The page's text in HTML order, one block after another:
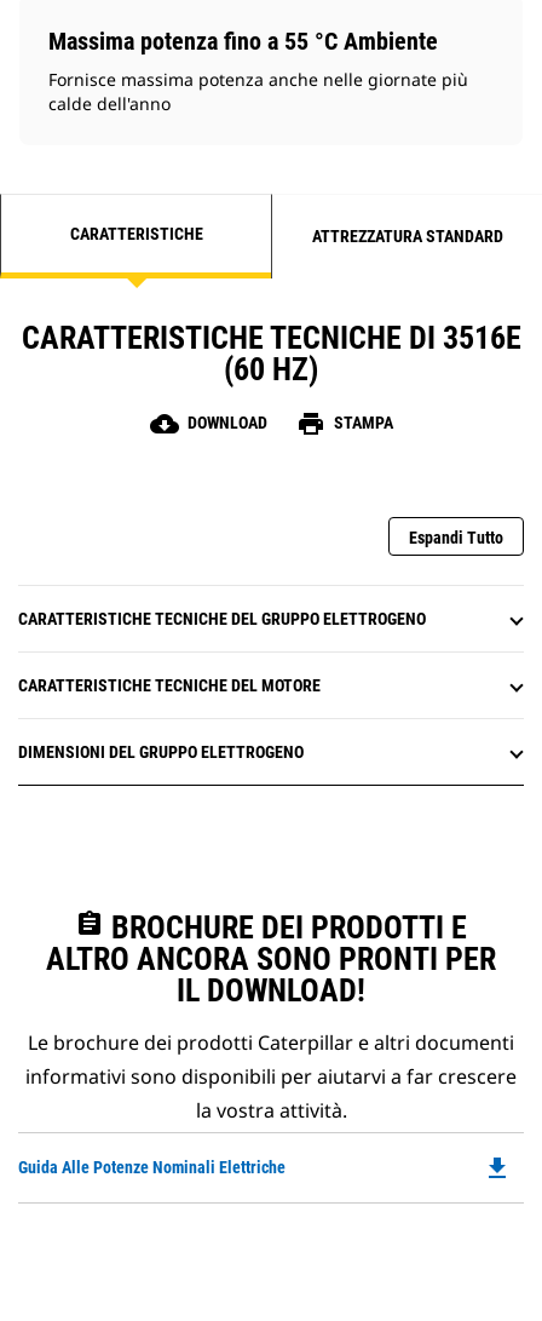
Massima potenza fino a 55 °C Ambiente
Fornisce massima potenza anche nelle giornate più
calde dell'anno
CARATTERISTICHE ATTREZZATURA STANDARD
CARATTERISTICHE TECNICHE DI 3516E
(60 HZ)
cloud_download DOWNLOAD print STAMPA
Espandi Tutto
CARATTERISTICHE TECNICHE DEL GRUPPO ELETTROGENO
CARATTERISTICHE TECNICHE DEL MOTORE
DIMENSIONI DEL GRUPPO ELETTROGENO
assignment BROCHURE DEI PRODOTTI E
ALTRO ANCORA SONO PRONTI PER
IL DOWNLOAD!
Le brochure dei prodotti Caterpillar e altri documenti
informativi sono disponibili per aiutarvi a far crescere
la vostra attività.
Guida Alle Potenze Nominali Elettriche file_download